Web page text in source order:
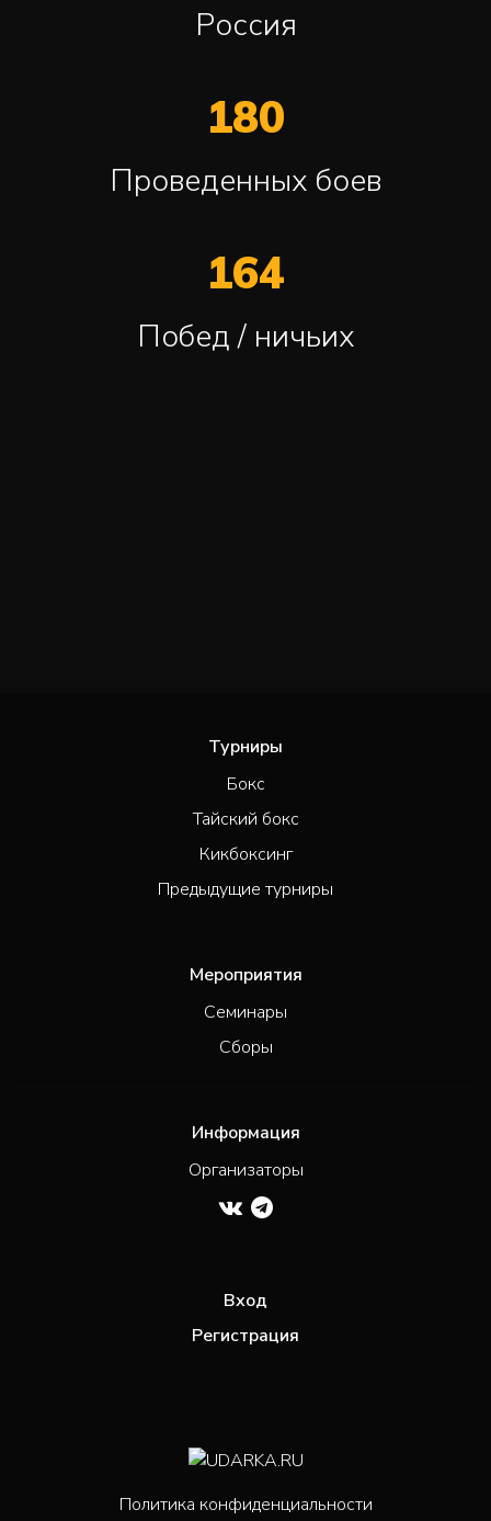
Россия
180
Проведенных боев
164
Побед / ничьих
Турниры
Бокс
Тайский бокс
Кикбоксинг
Предыдущие турниры
Мероприятия
Семинары
Сборы
Информация
Организаторы
Вход
Регистрация
Политика конфиденциальности